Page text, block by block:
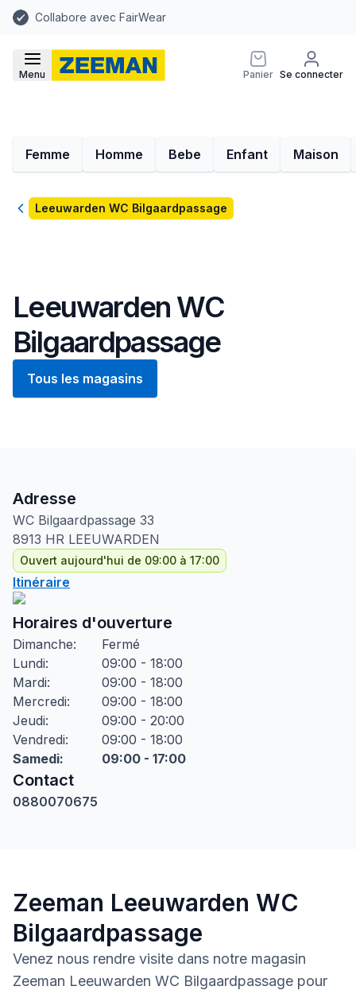
Collabore avec FairWear
Menu Panier Se connecter
Femme Homme Bebe Enfant Maison
RetourLeeuwarden WC Bilgaardpassage
Leeuwarden WC
Bilgaardpassage
Tous les magasins
Adresse
WC Bilgaardpassage 33
8913 HR LEEUWARDEN
Ouvert aujourd'hui de 09:00 à 17:00
Itinéraire
Horaires d'ouverture
Dimanche:
Fermé
Lundi:
09:00 - 18:00
Mardi:
09:00 - 18:00
Mercredi:
09:00 - 18:00
Jeudi:
09:00 - 20:00
Vendredi:
09:00 - 18:00
Samedi: 09:00 - 17:00
Contact
0880070675
Zeeman Leeuwarden WC
Bilgaardpassage
Venez nous rendre visite dans notre magasin
Zeeman Leeuwarden WC Bilgaardpassage pour